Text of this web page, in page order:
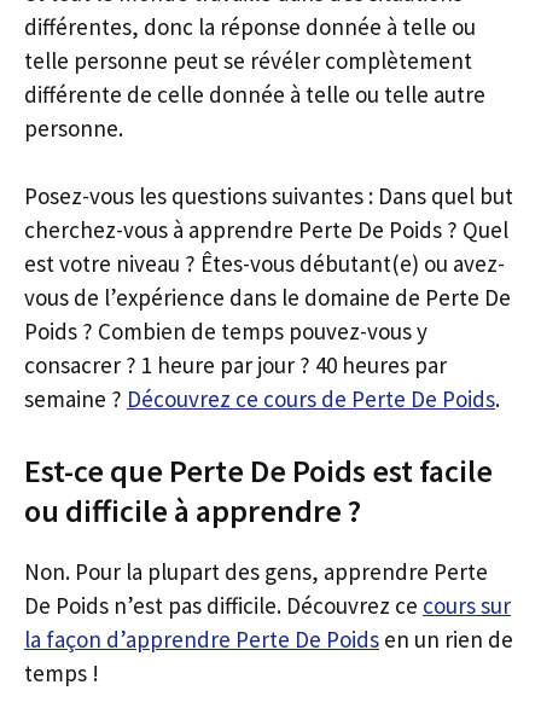
différentes, donc la réponse donnée à telle ou
telle personne peut se révéler complètement
différente de celle donnée à telle ou telle autre
personne.
Posez-vous les questions suivantes : Dans quel but
cherchez-vous à apprendre Perte De Poids ? Quel
est votre niveau ? Êtes-vous débutant(e) ou avez-
vous de l’expérience dans le domaine de Perte De
Poids ? Combien de temps pouvez-vous y
consacrer ? 1 heure par jour ? 40 heures par
semaine ? Découvrez ce cours de Perte De Poids.
Est-ce que Perte De Poids est facile
ou difficile à apprendre ?
Non. Pour la plupart des gens, apprendre Perte
De Poids n’est pas difficile. Découvrez ce cours sur
la façon d’apprendre Perte De Poids en un rien de
temps !